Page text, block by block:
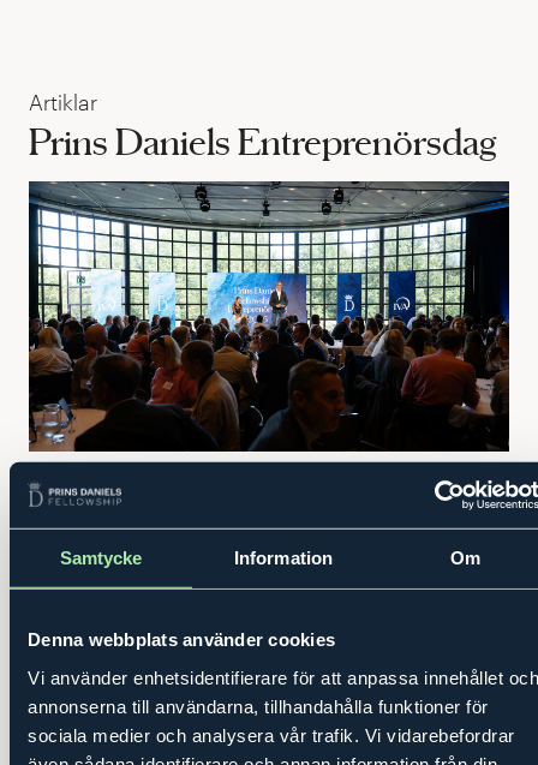
Samtycke Information Om
Denna webbplats använder cookies
Vi använder enhetsidentifierare för att anpassa innehållet och
annonserna till användarna, tillhandahålla funktioner för
sociala medier och analysera vår trafik. Vi vidarebefordrar
Artiklar
Prins Daniels Entreprenörsdag
Tisdag 09 september 2025
Prins Daniels Fellowships
Entreprenörsdag 2025
lockade i början av september närmare 200
entreprenörer till Operaterassen i Stockholm för att ta
del av inspirerande samtal.